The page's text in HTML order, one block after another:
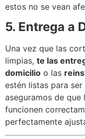
estos no se vean
5. Entrega a
Una vez que las
limpias, te las
domicilio o las
estén listas para
aseguramos de que
funcionen
perfectamente